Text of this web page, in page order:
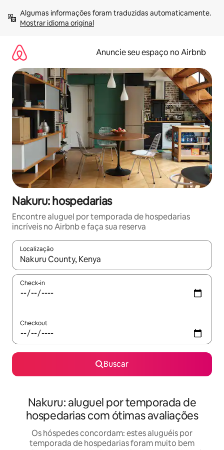
para
Mostrar idioma original
Anuncie seu espaço no Airbnb
Nakuru: hospedarias
Encontre aluguel por temporada de hospedarias
incríveis no Airbnb e faça sua reserva
Localização
Quando os resultados estiverem disponíveis, explore-os
Check-in
Checkout
Buscar
Nakuru: aluguel por temporada de
hospedarias com ótimas avaliações
Os hóspedes concordam: estes aluguéis por
temporada de hospedarias foram muito bem